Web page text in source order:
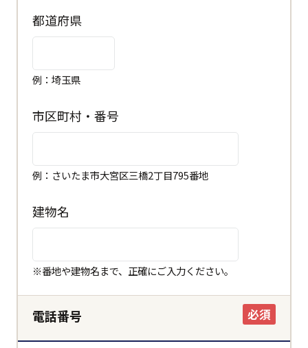
市区町村
都道府県
例：埼玉県
市区町村・番号
例：さいたま市大宮区三橋2丁目795番地
建物名
※番地や建物名まで、正確にご入力ください。
電話番号 必須